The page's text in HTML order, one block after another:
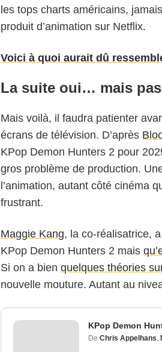
les tops charts américains,
produit d’animation sur Netflix.
Voici à quoi aurait dû
La suite oui… mais
Mais voilà, il faudra patienter
écrans de télévision. D’après
KPop Demon Hunters 2 pour
gros problème de production.
l’animation, autant côté cinéma
frustrant.
Maggie Kang, la co-réalisatrice,
KPop Demon Hunters 2 mais
Si on a bien quelques théories
nouvelle mouture. Autant au
KPop Demon
De Chris Appelhans,